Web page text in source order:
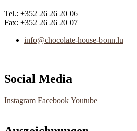
Tel.: +352 26 26 20 06
Fax: +352 26 26 20 07
info@chocolate-house-bonn.lu
Social Media
Instagram FacebookYoutube